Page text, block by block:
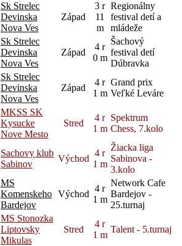
Sk Strelec
Devinska
Nova Ves
Západ
3 r
11
m
Regionálny
festival detí a
mládeže
Sk Strelec
Devinska
Nova Ves
Západ
4 r
0 m
Šachový
festival detí
Dúbravka
Sk Strelec
Devinska
Nova Ves
Západ
4 r
1 m
Grand prix
Veľké Leváre
MKSS SK
Kysucke
Nove Mesto
Stred
4 r
1 m
Spektrum
Chess, 7.kolo
Sachovy klub
Sabinov
Východ
4 r
1 m
Žiacka liga
Sabinova -
3.kolo
MS
Komenskeho
Bardejov
Východ
4 r
1 m
Network Cafe
Bardejov -
25.turnaj
MS Stonozka
Liptovsky
Mikulas
Stred
4 r
1 m
Talent - 5.turnaj